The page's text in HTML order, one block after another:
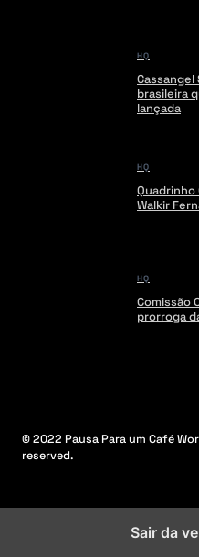
HQ
brasileira
lançada
HQ
Quadrinho
Walkir
HQ
Comissão
prorroga
© 2022 Pausa Para um Café
reserved.
Sair da